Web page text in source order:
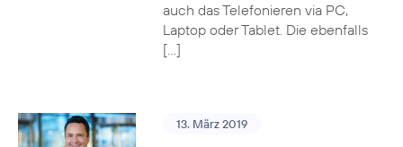
auch das Telefonieren via PC,
Laptop oder Tablet. Die ebenfalls
[…]
13. März 2019